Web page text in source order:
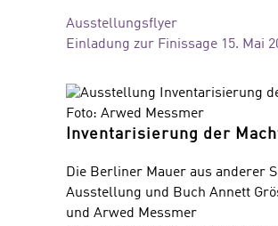
Ausstellungsflyer
Einladung zur Finissage 15. Mai
Inventarisierung der
Die Berliner Mauer aus anderer
Ausstellung und Buch Annett
und Arwed Messmer